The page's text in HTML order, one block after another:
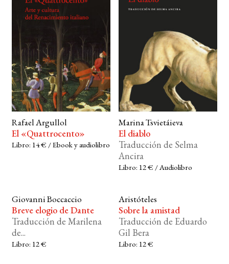
Rafael Argullol
El «Quattrocento»
Libro: 14 € / Ebook y audiolibro
Marina Tsvietáieva
El diablo
Traducción de Selma
Ancira
Libro: 12 € / Audiolibro
Giovanni Boccaccio
Breve elogio de Dante
Traducción de Marilena
de...
Libro: 12 €
Aristóteles
Sobre la amistad
Traducción de Eduardo
Gil Bera
Libro: 12 €